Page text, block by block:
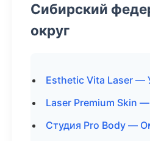
Сибирский
округ
Esthetic Vita Laser —
Laser Premium Skin
Студия Pro Body —